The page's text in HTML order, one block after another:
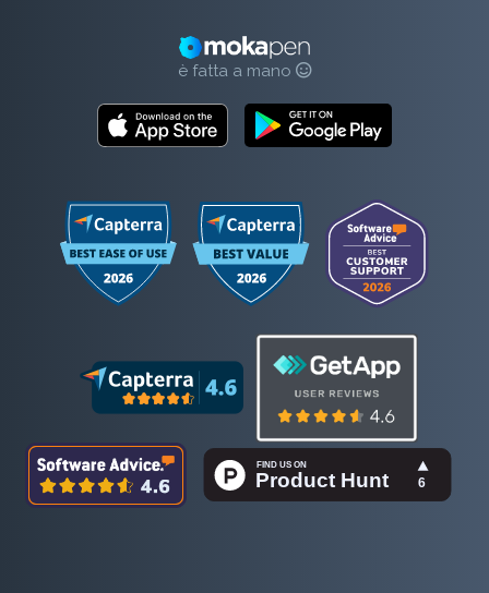
è fatta a mano